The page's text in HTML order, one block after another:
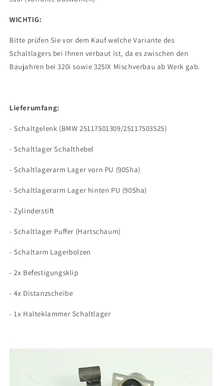
WICHTIG:
Bitte prüfen Sie vor dem Kauf welche Variante des
Schaltlagers bei Ihnen verbaut ist, da es zwischen den
Baujahren bei 320i sowie 325IX Mischverbau ab Werk gab.
Lieferumfang:
- Schaltgelenk (BMW 25117501309/25117503525)
- Schaltlager Schalthebel
- Schaltlagerarm Lager vorn PU (90Sha)
- Schaltlagerarm Lager hinten PU (90Sha)
- Zylinderstift
- Schaltlager Puffer (Hartschaum)
- Schaltarm Lagerbolzen
- 2x Befestigungsklip
- 4x Distanzscheibe
- 1x Halteklammer Schaltlager